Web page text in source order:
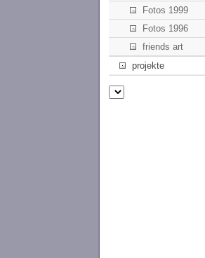
Fotos 1999
Fotos 1996
friends art
projekte